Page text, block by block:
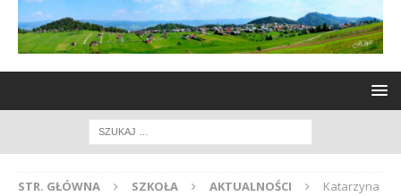
STR. GŁÓWNA SZKOŁA AKTUALNOŚCI
Katarzyna